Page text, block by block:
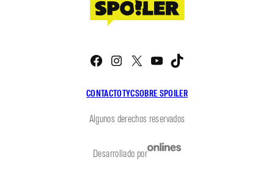
CONTACTOTYCSOBRE SPOILER
Facebook
Instagram
X YouTube
Algunos derechos reservados
Desarrollado por